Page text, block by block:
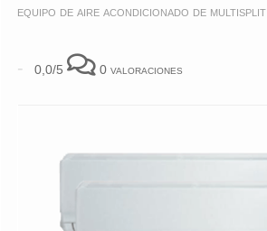
equipo de aire acondicionado de multisplit
- 0,0/5 0 valoraciones